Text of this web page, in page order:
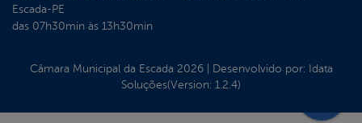
Escada-PE
das 07h30min às 13h30min
Câmara Municipal da Escada 2026| Desenvolvido por: Idata
Soluções(Version: 1.2.4)